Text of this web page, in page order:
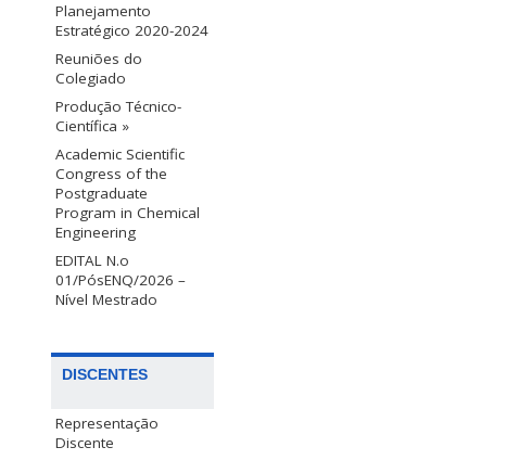
Planejamento
Estratégico 2020-2024
Reuniões do
Colegiado
Produção Técnico-
Científica »
Academic Scientific
Congress of the
Postgraduate
Program in Chemical
Engineering
EDITAL N.o
01/PósENQ/2026 –
Nível Mestrado
DISCENTES
Representação
Discente